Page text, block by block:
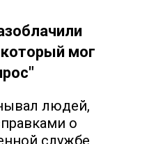
мог
людей,
о
службе